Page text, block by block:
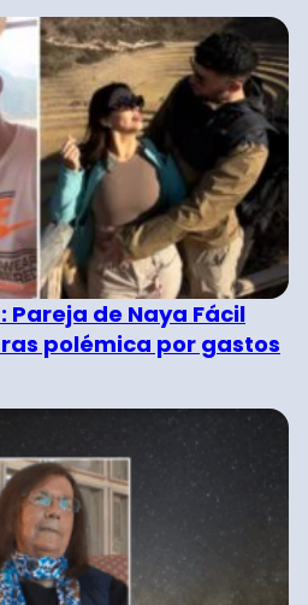
Pareja de Naya Fácil
polémica por gastos